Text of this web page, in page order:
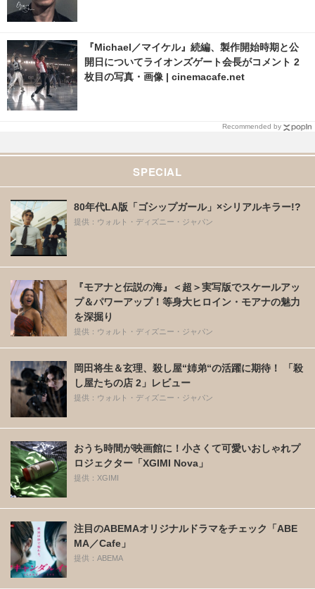
『Michael／マイケル』続編、製作開始時期と公
開日についてライオンズゲート会長がコメント 2
枚目の写真・画像 | cinemacafe.net
Recommended by
SPECIAL
80年代LA版「ゴシップガール」×シリアルキラー!?
提供：ウォルト・ディズニー・ジャパン
『モアナと伝説の海』＜超＞実写版でスケールアッ
プ＆パワーアップ！等身大ヒロイン・モアナの魅力
を深掘り
提供：ウォルト・ディズニー・ジャパン
岡田将生＆玄理、殺し屋“姉弟“の活躍に期待！ 「殺
し屋たちの店 2」レビュー
提供：ウォルト・ディズニー・ジャパン
おうち時間が映画館に！小さくて可愛いおしゃれプ
ロジェクター「XGIMI Nova」
提供：XGIMI
注目のABEMAオリジナルドラマをチェック「ABE
MA／Cafe」
提供：ABEMA